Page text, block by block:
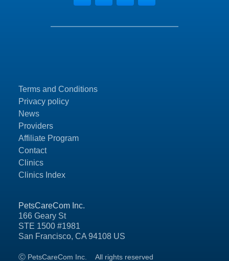
PetsCareCom Inc.
166 Geary St
STE 1500 #1981
San Francisco, CA 94108 US
Ⓒ PetsCareCom Inc. All rights reserved
Terms and Conditions
Privacy policy
News
Providers
Affiliate Program
Contact
Clinics
Clinics Index